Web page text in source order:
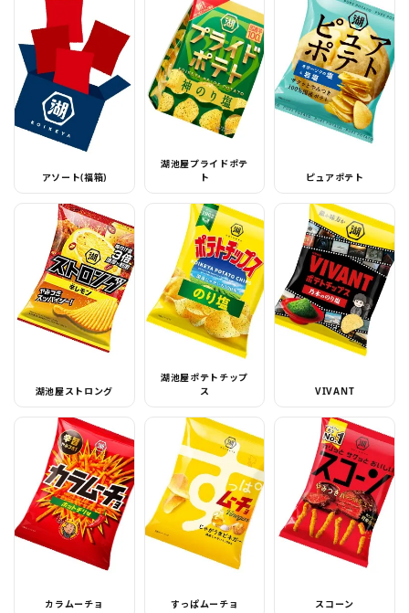
アソート(福箱)
湖池屋プライドポテ
ト
ピュアポテト
湖池屋ストロング
湖池屋ポテトチップ
ス
VIVANT
カラムーチョ すっぱムーチョ スコーン